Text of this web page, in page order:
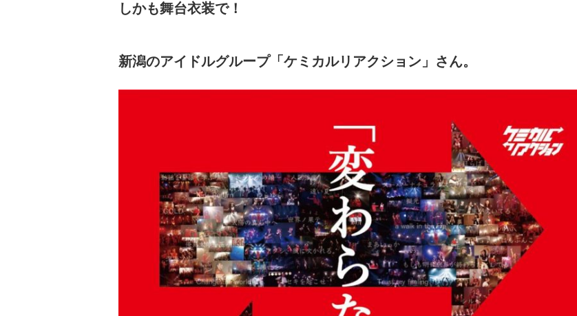
しかも舞台衣装で！
新潟のアイドルグループ「ケミカルリアクション」さん。